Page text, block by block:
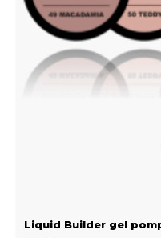
Liquid Builder gel